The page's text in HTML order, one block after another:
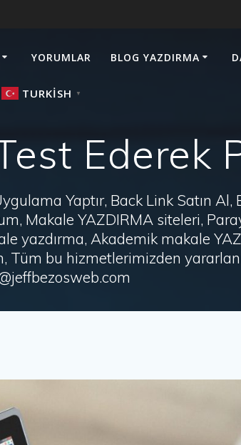
YORUMLAR BLOG YAZDIRMA
TURKISH ▼
Ederek
Yaptır, Back Link Satın
Makale YAZDIRMA siteleri,
yazdırma, Akademik makale
Tüm bu hizmetlerimizden